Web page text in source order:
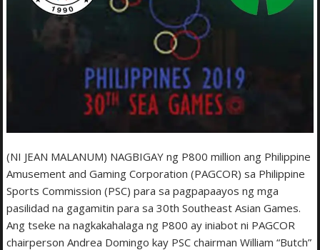
(NI JEAN MALANUM) NAGBIGAY ng P800 million ang Philippine
Amusement and Gaming Corporation (PAGCOR) sa Philippine
Sports Commission (PSC) para sa pagpapaayos ng mga
pasilidad na gagamitin para sa 30th Southeast Asian Games.
Ang tseke na nagkakahalaga ng P800 ay iniabot ni PAGCOR
chairperson Andrea Domingo kay PSC chairman William “Butch”